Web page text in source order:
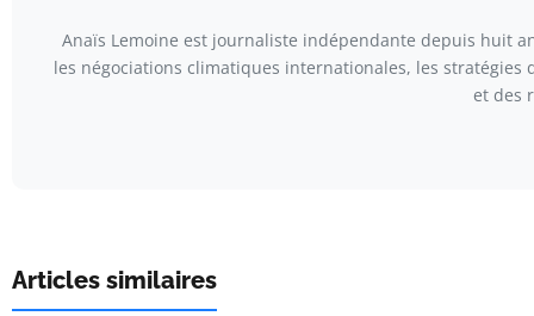
Anaïs Lemoine est journaliste indépendante depuis huit
les négociations climatiques internationales, les
et des
Articles similaires